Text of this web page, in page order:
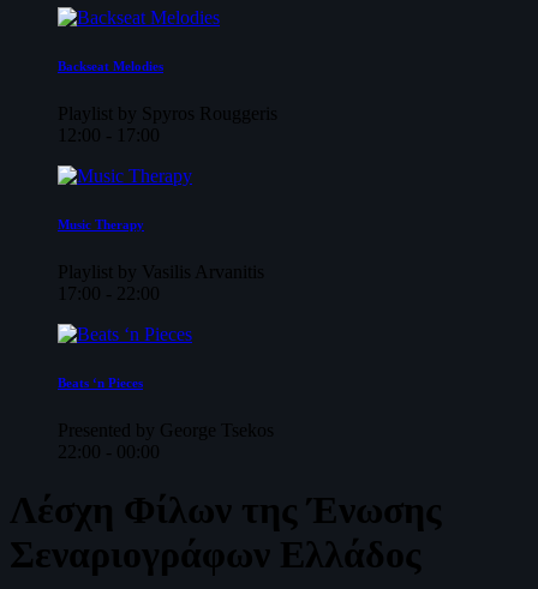
Backseat Melodies
Playlist by Spyros Rouggeris
12:00 - 17:00
Music Therapy
Playlist by Vasilis Arvanitis
17:00 - 22:00
Beats ‘n Pieces
Presented by George Tsekos
22:00 - 00:00
Λέσχη Φίλων της Ένωσης
Σεναριογράφων Ελλάδος